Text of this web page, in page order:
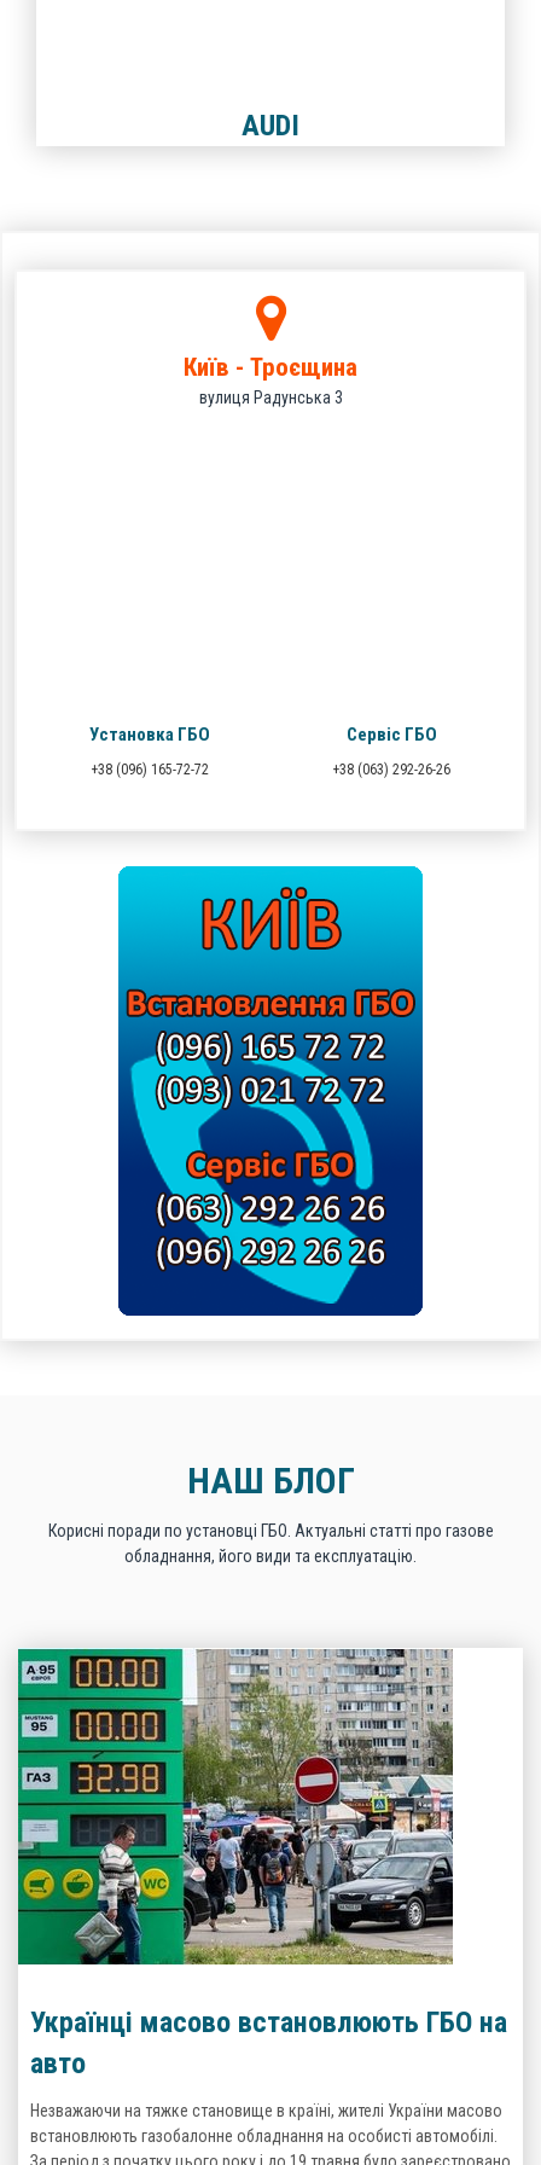
AUDI
Київ - Троєщина
вулиця Радунська 3
Установка ГБО
+38 (096) 165-72-72
Сервіс ГБО
+38 (063) 292-26-26
НАШ БЛОГ
Корисні поради по установці ГБО. Актуальні статті про газове
обладнання, його види та експлуатацію.
Українці масово встановлюють ГБО на
авто
Незважаючи на тяжке становище в країні, жителі України масово
встановлюють газобалонне обладнання на особисті автомобілі.
За період з початку цього року і до 19 травня було зареєстровано